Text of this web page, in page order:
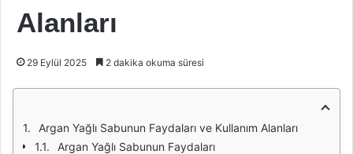
Alanları
29 Eylül 2025 2 dakika okuma süresi
Argan Yağlı Sabunun Faydaları ve Kullanım Alanları
Argan Yağlı Sabunun Faydaları